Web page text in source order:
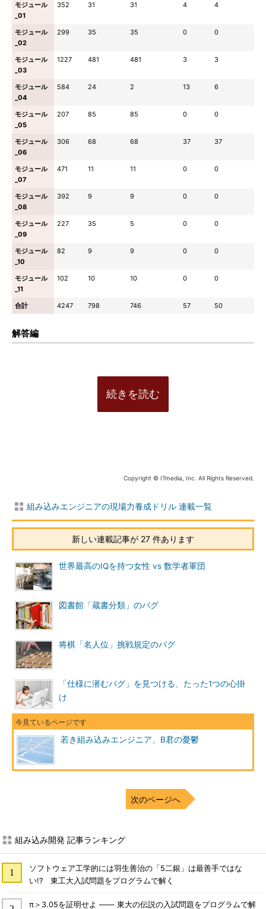
モジュール
_01
352 31 31 4 4
モジュール
_02
299 35 35 0 0
モジュール
_03
1227 481 481 3 3
モジュール
_04
584 24 2 13 6
モジュール
_05
207 85 85 0 0
モジュール
_06
306 68 68 37 37
モジュール
_07
471 11 11 0 0
モジュール
_08
392 9 9 0 0
モジュール
_09
227 35 5 0 0
モジュール
_10
82 9 9 0 0
モジュール
_11
102 10 10 0 0
合計 4247 798 746 57 50
解答編
続きを読む
Copyright © ITmedia, Inc. All Rights Reserved.
組み込みエンジニアの現場力養成ドリル 連載一覧
新しい連載記事が 27 件あります
世界最高のIQを持つ女性 vs 数学者軍団
図書館「蔵書分類」のバグ
将棋「名人位」挑戦規定のバグ
「仕様に潜むバグ」を見つける、たった1つの心掛
け
若き組み込みエンジニア、B君の憂鬱
次のページへ
組み込み開発 記事ランキング
ソフトウェア工学的には羽生善治の「5二銀」は最善手ではな
い!? 東工大入試問題をプログラムで解く
π＞3.05を証明せよ ―― 東大の伝説の入試問題をプログラムで解